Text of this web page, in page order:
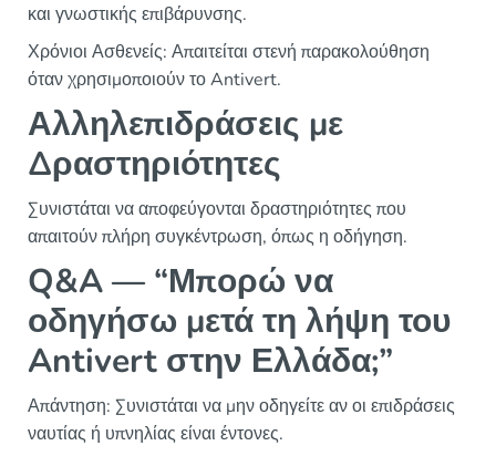
και γνωστικής επιβάρυνσης.
Χρόνιοι Ασθενείς: Απαιτείται στενή παρακολούθηση
όταν χρησιμοποιούν το Antivert.
Αλληλεπιδράσεις με
Δραστηριότητες
Συνιστάται να αποφεύγονται δραστηριότητες που
απαιτούν πλήρη συγκέντρωση, όπως η οδήγηση.
Q&A — “Μπορώ να
οδηγήσω μετά τη λήψη του
Antivert στην Ελλάδα;”
Απάντηση: Συνιστάται να μην οδηγείτε αν οι επιδράσεις
ναυτίας ή υπνηλίας είναι έντονες.